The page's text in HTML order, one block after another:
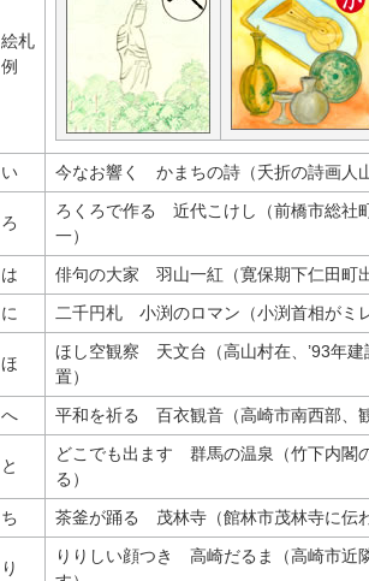
絵札
例
い 今なお響く かまちの詩（夭折の詩画人
ろ
ろくろで作る 近代こけし（前橋市総社
一）
は
俳句の大家 羽山一紅（寛保期下仁田町
に
二千円札 小渕のロマン（小渕首相がミ
ほ
ほし空観察 天文台（高山村在、’93年
置）
へ
平和を祈る 百衣観音（高崎市南西部、
と
どこでも出ます 群馬の温泉（竹下内閣
る）
ち
茶釜が踊る 茂林寺（館林市茂林寺に伝
り
りりしい顔つき 高崎だるま（高崎市近